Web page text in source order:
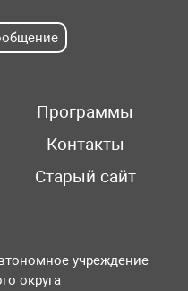
Программы
Контакты
Старый сайт
учреждение
округа